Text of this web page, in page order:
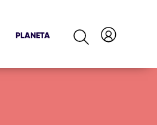
PLANETA